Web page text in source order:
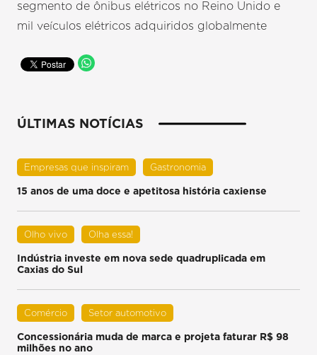
segmento de ônibus elétricos no Reino Unido e
mil veículos elétricos adquiridos globalmente
ÚLTIMAS NOTÍCIAS
Empresas que inspiram Gastronomia
15 anos de uma doce e apetitosa história caxiense
Olho vivo Olha essa!
Indústria investe em nova sede quadruplicada em
Caxias do Sul
Comércio Setor automotivo
Concessionária muda de marca e projeta faturar R$ 98
milhões no ano